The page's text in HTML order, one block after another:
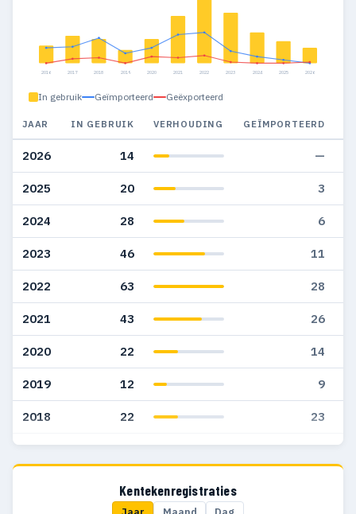
2016 2017 2018 2019 2020 2021 2022 2023 2024 2025 2026
In gebruik Geïmporteerd Geëxporteerd
JAAR IN GEBRUIK VERHOUDING GEÏMPORTEERD
2026 14 —
2025 20 3
2024 28 6
2023 46 11
2022 63 28
2021 43 26
2020 22 14
2019 12 9
2018 22 23
2017 25 15
Kentekenregistraties